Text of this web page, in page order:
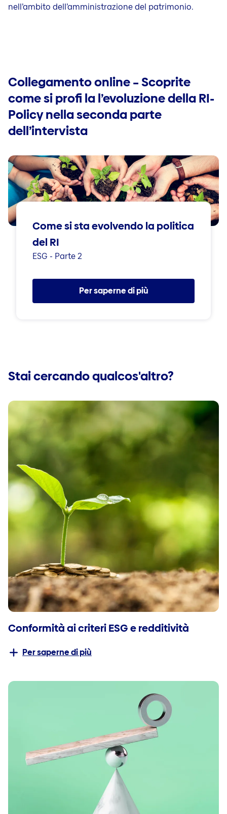
nell’ambito dell’amministrazione del patrimonio.
Collegamento online – Scoprite
come si profi la l’evoluzione della RI-
Policy nella seconda parte
dell’intervista
Come si sta evolvendo la politica
del RI
ESG - Parte 2
Per saperne di più
Stai cercando qualcos'altro?
Conformità ai criteri ESG e redditività
Per saperne di più